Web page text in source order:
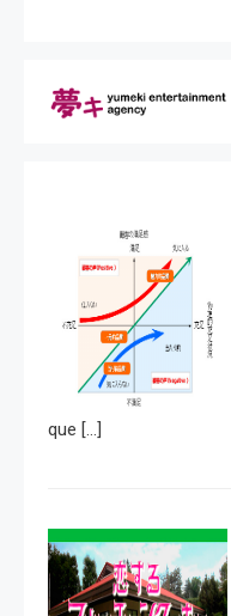
que […]